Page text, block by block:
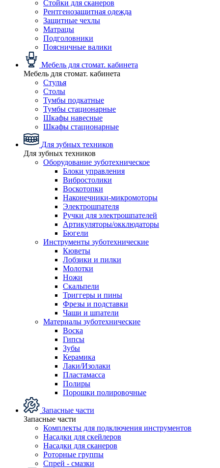
Стойки для сканеров
Рентгенозащитная одежда
Защитные чехлы
Матрацы
Подголовники
Поясничные валики
Мебель для стомат. кабинета
Мебель для стомат. кабинета
Стулья
Столы
Тумбы подкатные
Тумбы стационарные
Шкафы навесные
Шкафы стационарные
Для зубных техников
Для зубных техников
Оборудование зуботехническое
Блоки управления
Вибростолики
Воскотопки
Наконечники-микромоторы
Электрошпателя
Ручки для электрошпателей
Артикуляторы/окклюдаторы
Бюгели
Инструменты зуботехнические
Кюветы
Лобзики и пилки
Молотки
Ножи
Скальпели
Триггеры и пины
Фрезы и подставки
Чаши и шпатели
Материалы зуботехнические
Воска
Гипсы
Зубы
Керамика
Лаки/Изолаки
Пластамасса
Полиры
Порошки полировочные
Запасные части
Запасные части
Комплекты для подключения инструментов
Насадки для скейлеров
Насадки для сканеров
Роторные группы
Спрей - смазки